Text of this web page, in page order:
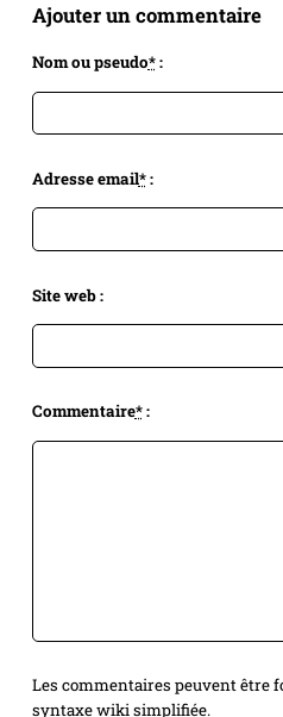
Ajouter un commentaire
Nom ou pseudo*:
Adresse email*:
Site web :
Commentaire*:
Les commentaires peuvent être
syntaxe wiki simplifiée.